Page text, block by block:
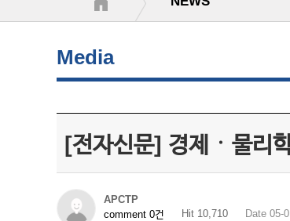
Media
[전자신문] 경제ㆍ물리
APCTP
comment 0건
Hit 10,710 Date 05-